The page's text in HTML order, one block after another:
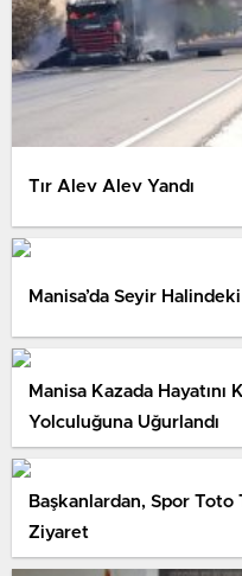
Tır Alev Alev Yandı
Manisa’da Seyir
Manisa Kazada
Yolculuğuna Uğurlandı
Başkanlardan, Spor Toto
Ziyaret